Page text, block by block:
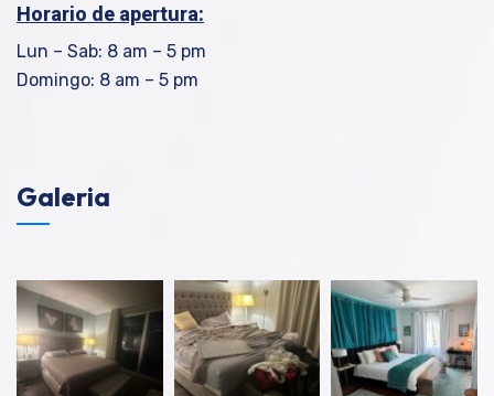
Horario de apertura:
Lun – Sab: 8 am – 5 pm
Domingo: 8 am – 5 pm
Galeria